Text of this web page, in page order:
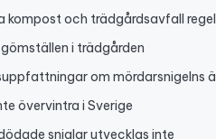
kompost och trädgårdsavfall
gömställen i trädgården
om mördarsnigelns
övervintra i Sverige
sniglar utvecklas inte